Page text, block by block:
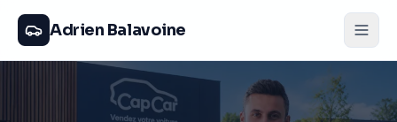
Adrien Balavoine